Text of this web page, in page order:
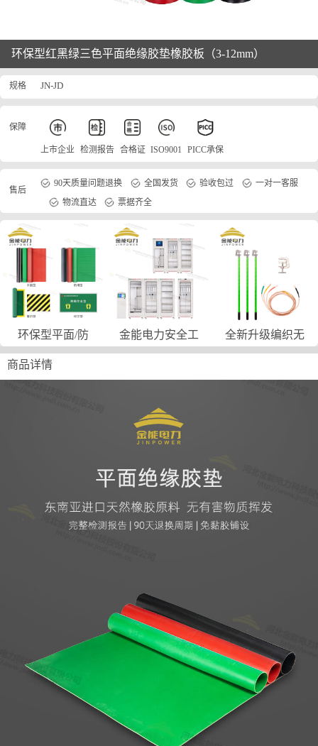
环保型红黑绿三色平面绝缘胶垫橡胶板（3-12mm）
规格 JN-JD
保障
上市企业 检测报告 合格证 ISO9001 PICC承保
售后
90天质量问题退换 全国发货 验收包过
一对一客服
物流直达
票据齐全
环保型平面/防 金能电力安全工 全新升级编织无
商品详情